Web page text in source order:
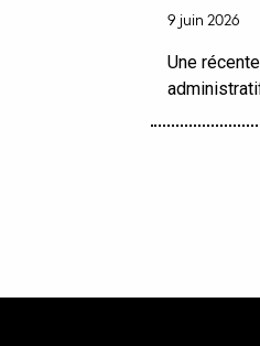
9 juin 2026
Une